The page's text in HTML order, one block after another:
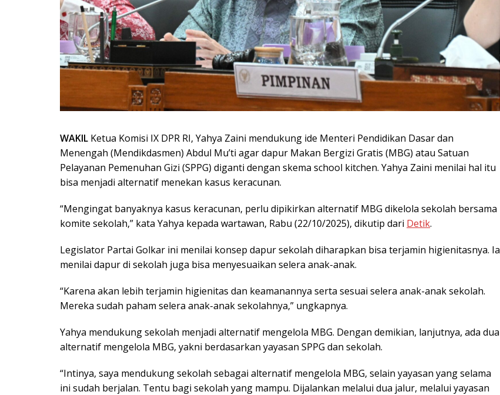
WAKIL Ketua Komisi IX DPR RI, Yahya Zaini mendukung ide Menteri Pendidikan Dasar dan
Menengah (Mendikdasmen) Abdul Mu’ti agar dapur Makan Bergizi Gratis (MBG) atau Satuan
Pelayanan Pemenuhan Gizi (SPPG) diganti dengan skema school kitchen. Yahya Zaini menilai hal itu
bisa menjadi alternatif menekan kasus keracunan.
“Mengingat banyaknya kasus keracunan, perlu dipikirkan alternatif MBG dikelola sekolah bersama
komite sekolah,” kata Yahya kepada wartawan, Rabu (22/10/2025), dikutip dari Detik.
Legislator Partai Golkar ini menilai konsep dapur sekolah diharapkan bisa terjamin higienitasnya. Ia
menilai dapur di sekolah juga bisa menyesuaikan selera anak-anak.
“Karena akan lebih terjamin higienitas dan keamanannya serta sesuai selera anak-anak sekolah.
Mereka sudah paham selera anak-anak sekolahnya,” ungkapnya.
Yahya mendukung sekolah menjadi alternatif mengelola MBG. Dengan demikian, lanjutnya, ada dua
alternatif mengelola MBG, yakni berdasarkan yayasan SPPG dan sekolah.
“Intinya, saya mendukung sekolah sebagai alternatif mengelola MBG, selain yayasan yang selama
ini sudah berjalan. Tentu bagi sekolah yang mampu. Dijalankan melalui dua jalur, melalui yayasan